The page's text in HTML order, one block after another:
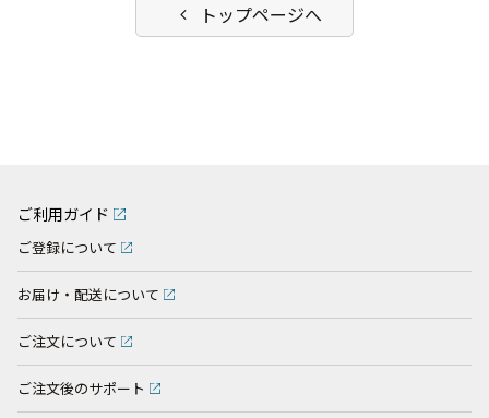
chevron_left トップページへ
ご利用ガイド
ご登録について
お届け・配送について
ご注文について
ご注文後のサポート